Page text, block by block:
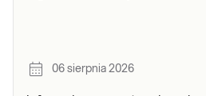
06 sierpnia 2026